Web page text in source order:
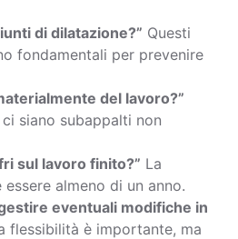
di dilatazione?” Questi
fondamentali per prevenire
del lavoro?”
siano subappalti non
sul lavoro finito?” La
almeno di un anno.
eventuali modifiche in
flessibilità è importante, ma